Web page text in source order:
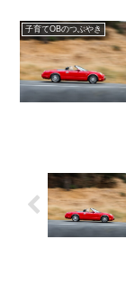
子育てOBのつぶやき